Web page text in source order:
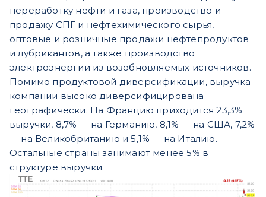
переработку нефти и газа, производство и
продажу СПГ и нефтехимического сырья,
оптовые и розничные продажи нефтепродуктов
и лубрикантов, а также производство
электроэнергии из возобновляемых источников.
Помимо продуктовой диверсификации, выручка
компании высоко диверсифицирована
географически. На Францию приходится 23,3%
выручки, 8,7% — на Германию, 8,1% — на США, 7,2%
— на Великобританию и 5,1% — на Италию.
Остальные страны занимают менее 5% в
структуре выручки.